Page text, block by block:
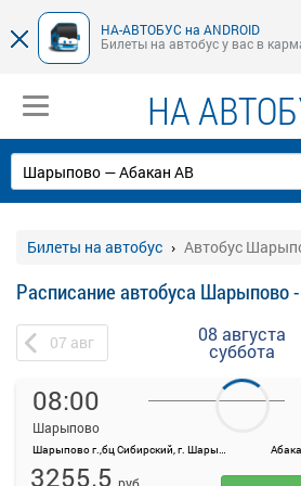
НА-АВТОБУС на ANDROID
Билеты на автобус у вас в
НА
Билеты на автобус Автобус
Расписание автобуса Шарыпово
07 авг 08 августа
суббота
08:00
Шарыпово
Шарыпово г.,бц Сибирский, г. Шарыпово мкр. Пионерный 3/2
3255.5
На данной странице вы можете
купить билет онлайн на автобус